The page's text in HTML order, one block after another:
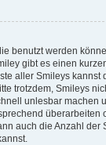
benutzt werden
gibt es einen
aller Smileys kannst
trotzdem, Smileys
unlesbar machen
überarbeiten
auch die Anzahl der